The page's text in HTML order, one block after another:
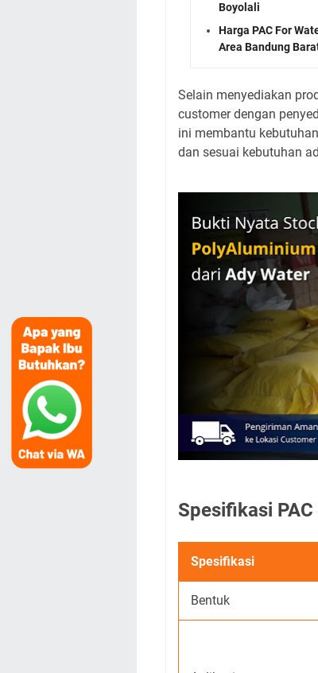
Boyolali
Harga PAC For
Area Bandung
Selain menyediakan
customer dengan
ini membantu
dan sesuai kebutuhan
Spesifikasi
Spesifikasi
Bentuk